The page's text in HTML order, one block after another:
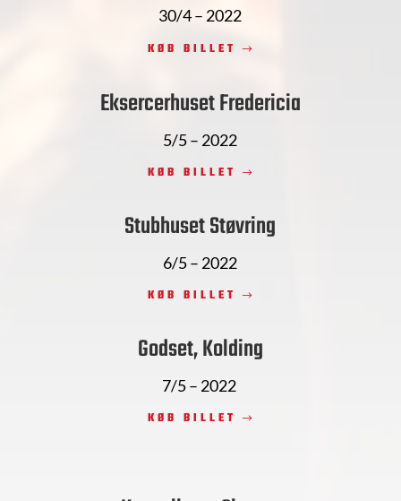
30/4 – 2022
KØB BILLET
Eksercerhuset Fredericia
5/5 – 2022
KØB BILLET
Stubhuset Støvring
6/5 – 2022
KØB BILLET
Godset, Kolding
7/5 – 2022
KØB BILLET